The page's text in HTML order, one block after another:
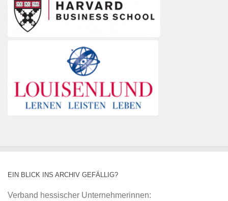
EIN BLICK INS ARCHIV GEFÄLLIG?
Verband hessischer Unternehmerinnen: